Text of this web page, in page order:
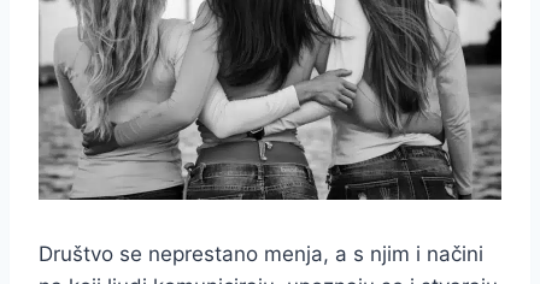
Društvo se neprestano menja, a s njim i načini